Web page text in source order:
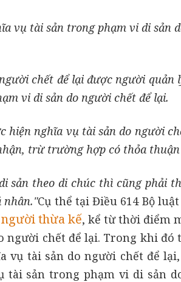
vụ tài sản trong phạm vi di sản
chết để lại được người quản
vi di sản do người chết để lại.
nghĩa vụ tài sản do người
trừ trường hợp có thỏa thuận
sản theo di chúc thì cũng phải
nhân."Cụ thể tại Điều 614 Bộ
người thừa kế, kể từ thời điểm
người chết để lại. Trong khi đó
vụ tài sản do người chết để
sản trong phạm vi di sản